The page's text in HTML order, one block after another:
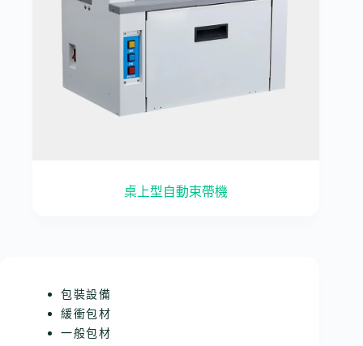
桌上型自動束帶機
包裝設備
緩衝包材
一般包材